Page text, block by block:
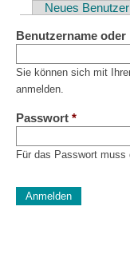
Haupt-
Reiter
Neues
Benutzername
Sie können sich mit
anmelden.
Passwort *
Für das Passwort muss
Diese